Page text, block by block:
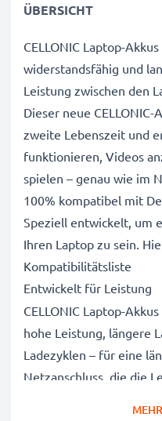
ÜBERSICHT
CELLONIC Laptop-
widerstandsfähig und
Leistung zwischen den
Dieser neue
zweite Lebenszeit und
funktionieren, Videos
spielen – genau wie im
100% kompatibel mit
Speziell entwickelt, um
Ihren Laptop zu sein.
Kompatibilitätsliste
Entwickelt für Leistung
CELLONIC Laptop-
hohe Leistung, längere
Ladezyklen – für eine
Netzanschluss, die die